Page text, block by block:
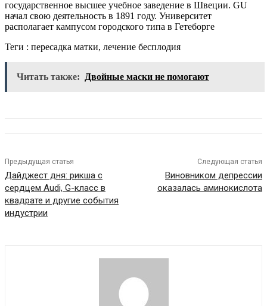
государственное высшее учебное заведение в Швеции. GU
начал свою деятельность в 1891 году. Университет
располагает кампусом городского типа в Гетеборге
Теги : пересадка матки, лечение бесплодия
Читать также: Двойные маски не помогают
Предыдущая статья
Дайджест дня: рикша с
сердцем Audi, G-класс в
квадрате и другие события
индустрии
Следующая статья
Виновником депрессии
оказалась аминокислота